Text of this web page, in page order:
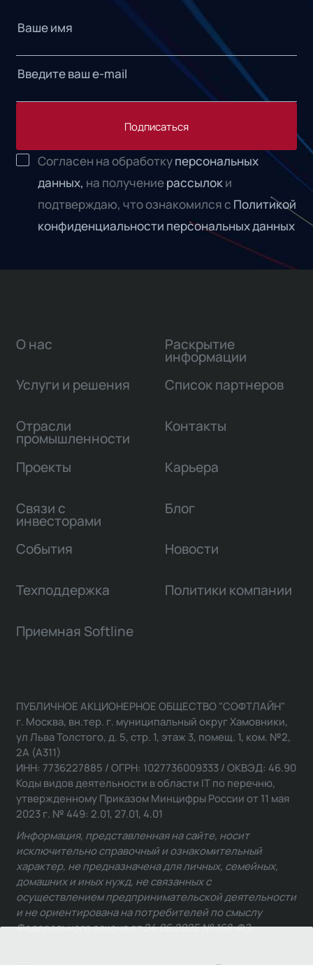
Подписаться
Согласен на обработкуперсональных
данных, на получениерассылоки
подтверждаю, что ознакомился с Политикой
конфиденциальности персональных данных
О нас
Услуги и решения
Отрасли
промышленности
Проекты
Связи с
инвесторами
Раскрытие
информации
Список партнеров
Контакты
Карьера
Блог
События Новости
Техподдержка Политики компании
Приемная Softline
ПУБЛИЧНОЕ АКЦИОНЕРНОЕ ОБЩЕСТВО "СОФТЛАЙН"
г. Москва, вн.тер. г. муниципальный округ Хамовники,
ул Льва Толстого, д. 5, стр. 1, этаж 3, помещ. 1, ком. №2,
2А (А311)
ИНН: 7736227885 / ОГРН: 1027736009333 / ОКВЭД: 46.90
Коды видов деятельности в области IT по перечню,
утвержденному Приказом Минцифры России от 11 мая
2023 г. № 449: 2.01, 27.01, 4.01
Информация, представленная на сайте, носит
исключительно справочный и ознакомительный
характер, не предназначена для личных, семейных,
домашних и иных нужд, не связанных с
осуществлением предпринимательской деятельности
и не ориентирована на потребителей по смыслу
Федерального закона от 24.06.2025 № 168-ФЗ.